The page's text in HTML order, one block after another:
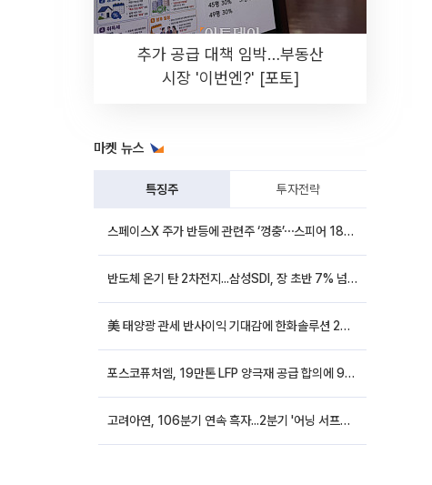
추가 공급 대책 임박…부동산
시장 '이번엔?' [포토]
마켓 뉴스
특징주 투자전략
스페이스X 주가 반등에 관련주 ‘껑충’⋯스피어 18%ㆍ에이치브이엠 12%↑
반도체 온기 탄 2차전지...삼성SDI, 장 초반 7% 넘게 껑충
美 태양광 관세 반사이익 기대감에 한화솔루션 20%대·OCI홀딩스 14%대 급등
포스코퓨처엠, 19만톤 LFP 양극재 공급 합의에 9%대 강세
고려아연, 106분기 연속 흑자...2분기 '어닝 서프라이즈'에 장 초반 12%대 강세